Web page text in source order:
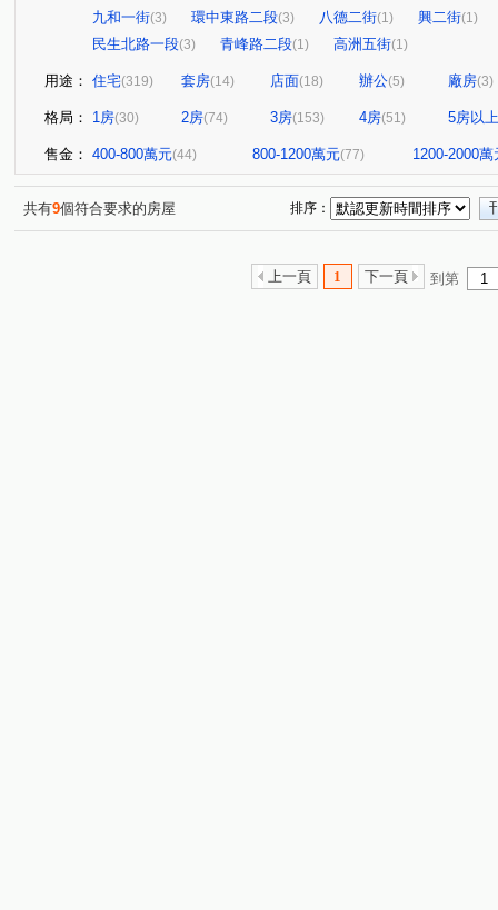
九和一街(3) 環中東路二段(3) 八德二街(1) 興二街(1)
民生北路一段(3) 青峰路二段(1) 高洲五街(1)
用途： 住宅(319) 套房(14) 店面(18) 辦公(5) 廠房(3)
格局： 1房(30) 2房(74) 3房(153) 4房(51) 5房以上
售金： 400-800萬元(44) 800-1200萬元(77) 1200-2000萬
共有9個符合要求的房屋 排序：
上一頁 1 下一頁 到第